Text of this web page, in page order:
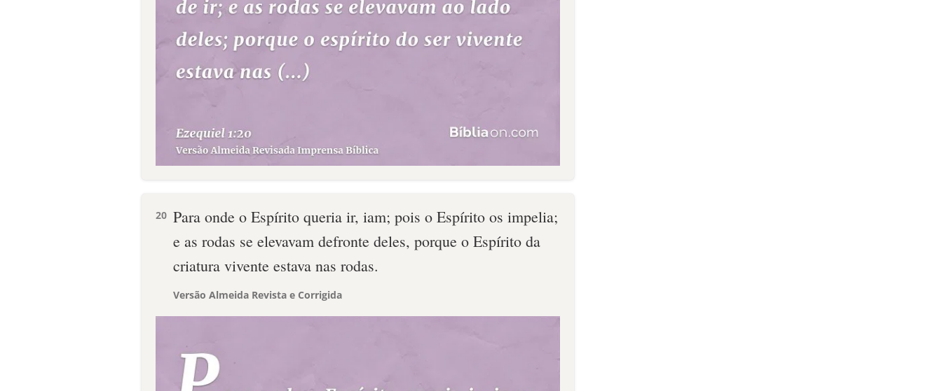
20 Para onde o Espírito queria ir, iam; pois o Espírito os impelia;
e as rodas se elevavam defronte deles, porque o Espírito da
criatura vivente estava nas rodas.
Versão Almeida Revista e Corrigida